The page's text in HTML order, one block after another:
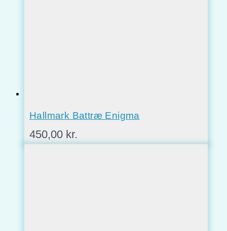
Hallmark Battræ Enigma
450,00 kr.